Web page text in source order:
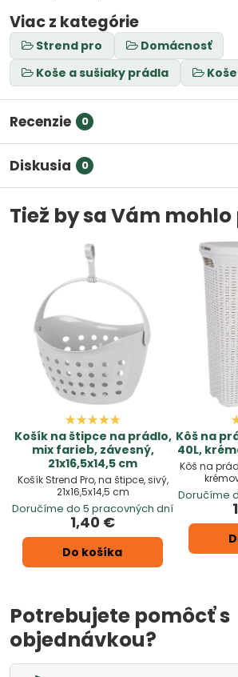
Viac z kategórie
Strend pro
Domácnosť
Koše a sušiaky prádla
Recenzie 0
Diskusia 0
Tiež by sa Vám
Košík na štipce na prádlo,
mix farieb, závesný,
21x16,5x14,5 cm
Košík Strend Pro, na štipce, sivý,
21x16,5x14,5 cm
Doručíme do 5 pracovných dní
1,40 €
Do košíka
Kôš na
40L,
Kôš na
Doručíme
Potrebujete pomôcť s
objednávkou?